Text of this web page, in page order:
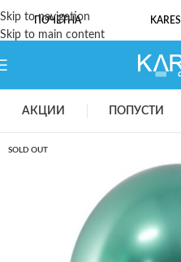
Skip to navigation
Skip to main content
ПОЧЕТНА KARES
АКЦИИ ПОПУСТИ
SOLD OUT